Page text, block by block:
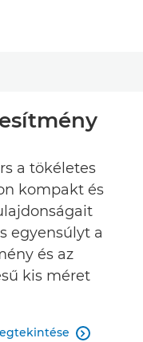
a tökéletes
kompakt és
egyensúlyt a
és az
kis méret
